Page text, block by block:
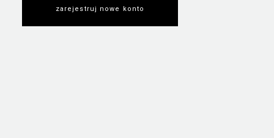
zarejestruj nowe konto